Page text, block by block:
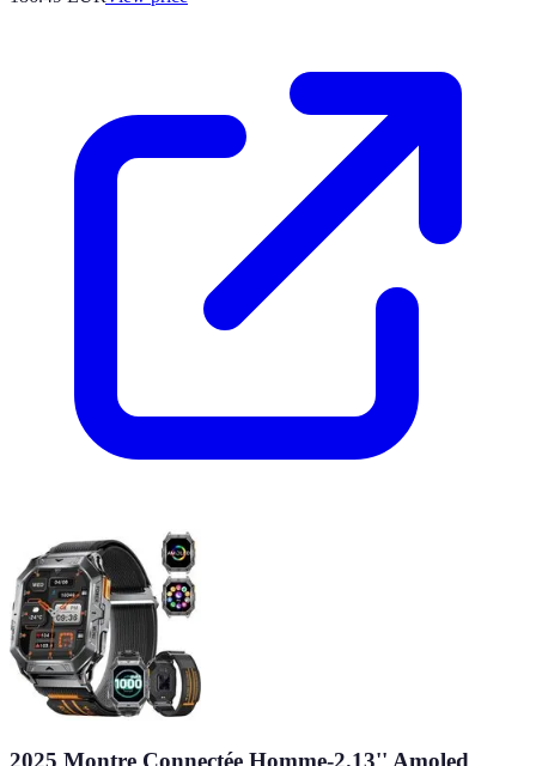
2025 Montre Connectée Homme-2.13'' Amoled